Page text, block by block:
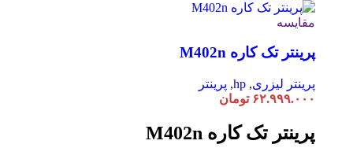
مقایسه
پرینتر تک کاره M402n
پرینتر لیزری,
hp
, پرینتر
۶۲.۹۹۹.۰۰۰ تومان
پرینتر تک کاره M402n